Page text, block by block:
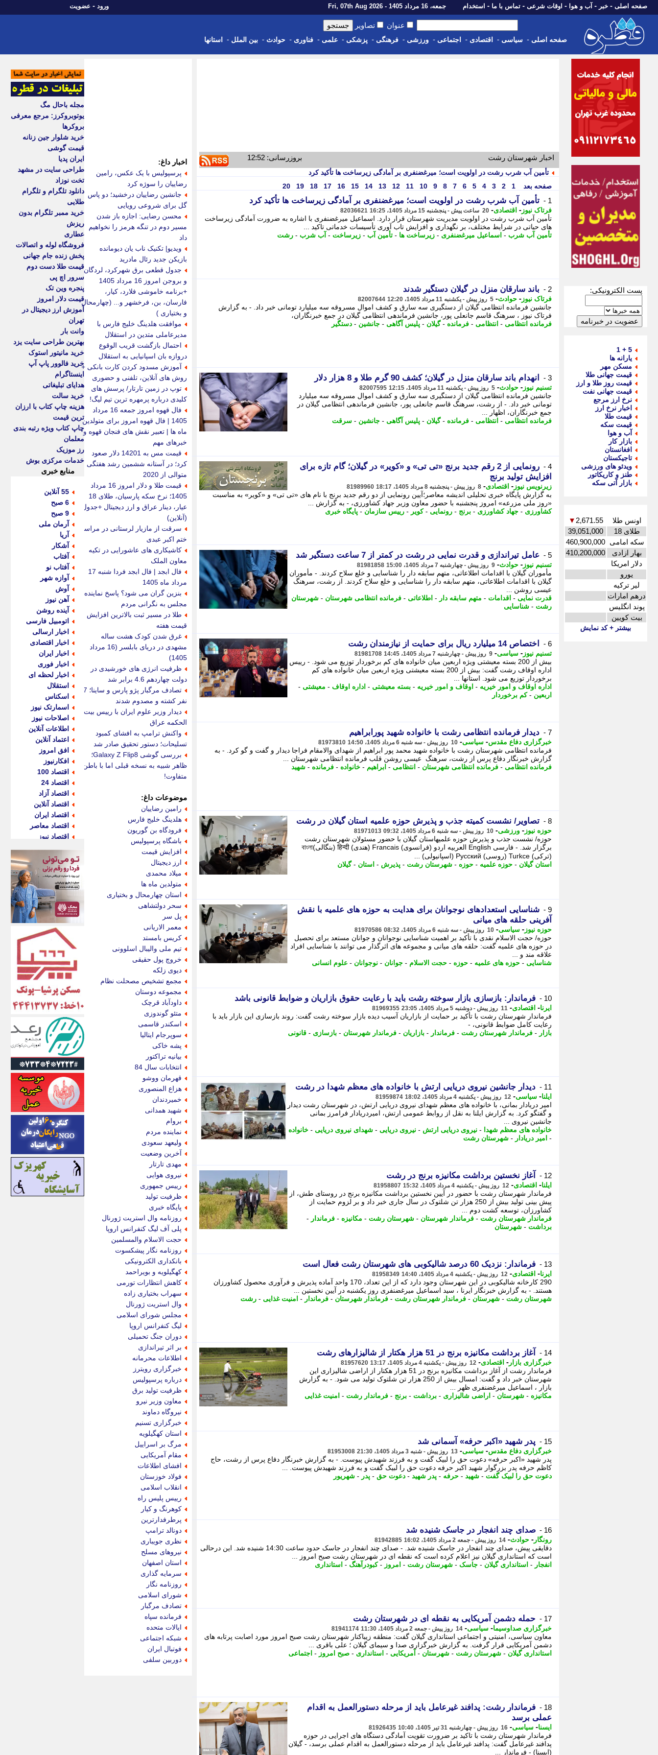
صفحه اصلی - خبر - آب و هوا - اوقات شرعی - تماس با ما - استخدام جمعه، 16 مرداد 1405 - Fri, 07th Aug 2026 ورود - عضویت
عنوان تصاویر
صفحه اصلی - سیاسی - اقتصادی - اجتماعی - ورزشی - فرهنگی - پزشکی - علمی - فناوری - حوادث - بین الملل - استانها
پست الکترونیکی:
5 + 1
یارانه ها
مسکن مهر
قیمت جهانی طلا
قیمت روز طلا و ارز
قیمت جهانی نفت
نرخ ارز مرجع
اخبار نرخ ارز
قیمت طلا
قیمت سکه
آب و هوا
بازار کار
افغانستان
تاجیکستان
ویدئو های ورزشی
طنز و کاریکاتور
بازار آتی سکه
اونس طلا 2,671.55
▼
طلای 18
39,051,000
سکه امامی 460,900,000
بهار ازادی
410,200,000
دلار امریکا
یورو
لیر ترکیه
درهم امارات
پوند انگلیس
بیت کویین
بیشتر + کد نمایش
اخبار شهرستان رشت بروزرسانی: 12:52
تأمین آب شرب رشت در اولویت است؛ میرغضنفری بر آمادگی زیرساخت ها تأکید کرد
صفحه بعد
1
2
3
4
5
6
7
8
9
10
11
12
13
14
15
16
17
18
19
20
1 - تأمین آب شرب رشت در اولویت است؛ میرغضنفری بر آمادگی زیرساخت ها تأکید کرد
فرتاک نیوز - اقتصادی- 20 ساعت پیش - پنجشنبه 15 مرداد 1405، 16:25 82036621
تأمین آب شرب رشت در اولویت مدیریت شهرستان قرار دارد. اسماعیل میرغضنفری با اشاره به ضرورت آمادگی زیرساخت
های حیاتی در شرایط مختلف، بر نگهداری و افزایش تاب آوری تأسیسات خدماتی تاکید ...
تأمین آب شرب - اسماعیل میرغضنفری - زیرساخت ها - تأمین آب - زیرساخت - آب شرب - رشت
2 - باند سارقان منزل در گیلان دستگیر شدند
فرتاک نیوز - حوادث- 5 روز پیش - یکشنبه 11 مرداد 1405، 12:20 82007644
جانشین فرمانده انتظامی گیلان از دستگیری سه سارق و کشف اموال مسروقه سه میلیارد تومانی خبر داد. - به گزارش
فرتاک نیوز ، سرهنگ قاسم جانعلی پور، جانشین فرماندهی انتظامی گیلان در جمع خبرنگاران،
فرمانده انتظامی - انتظامی - فرمانده -گیلان - پلیس آگاهی - جانشین - دستگیر
3 - انهدام باند سارقان منزل در گیلان؛ کشف 90 گرم طلا و 8 هزار دلار
تسنیم نیوز - حوادث- 5 روز پیش - یکشنبه 11 مرداد 1405، 12:15 82007595
جانشین فرمانده انتظامی گیلان از دستگیری سه سارق و کشف اموال مسروقه سه میلیارد
تومانی خبر داد. - از رشت، سرهنگ قاسم جانعلی پور، جانشین فرماندهی انتظامی گیلان در
جمع خبرنگاران، اظهار ...
فرمانده انتظامی - انتظامی - فرمانده -گیلان - پلیس آگاهی - جانشین - سرقت
4 -
رونمایی از 2 رقم جدید برنج «تی تی» و «کویر» در گیلان؛ گام تازه برای
افزایش تولید برنج
زیرنویس نیوز - اقتصادی- 8 روز پیش - پنجشنبه 8 مرداد 1405، 18:17 81989960
به گزارش پایگاه خبری تحلیلی اندیشه معاصر؛آیین رونمایی از دو رقم جدید برنج با نام های «تی تی» و «کویر» به مناسبت
«روز ملی مزرعه» امروز پنجشنبه با حضور معاون وزیر جهاد کشاورزی، - به گزارش ...
کشاورزی - جهاد کشاورزی - برنج - رونمایی -کویر - رییس سازمان - پایگاه خبری
5 - عامل تیراندازی و قدرت نمایی در رشت در کمتر از 7 ساعت دستگیر شد
تسنیم نیوز - حوادث- 9 روز پیش - چهارشنبه 7 مرداد 1405، 15:00 81981858
مأموران گیلان با اقدامات اطلاعاتی، متهم سابقه دار را شناسایی و خلع سلاح کردند. - مأموران
گیلان با اقدامات اطلاعاتی، متهم سابقه دار را شناسایی و خلع سلاح کردند. از رشت، سرهنگ
عیسی روشن ...
قدرت نمایی - اقدامات - متهم سابقه دار - اطلاعاتی - فرمانده انتظامی شهرستان - شهرستان
رشت - شناسایی
6 - اختصاص 14 میلیارد ریال برای حمایت از نیازمندان رشت
تسنیم نیوز - سیاسی- 9 روز پیش - چهارشنبه 7 مرداد 1405، 14:45 81981708
بیش از 200 بسته معیشتی ویژه اربعین میان خانواده های کم برخوردار توزیع می شود. - رییس
اداره اوقاف رشت گفت: بیش از 200 بسته معیشتی ویژه اربعین میان خانواده های کم
برخوردار توزیع می شود. استانها ...
اداره اوقاف و امور خیریه - اوقاف و امور خیریه - بسته معیشتی - اداره اوقاف - معیشتی -
اربعین -کم برخوردار
7 - دیدار فرمانده انتظامی رشت با خانواده شهید پورابراهیم
خبرگزاری دفاع مقدس- سیاسی- 10 روز پیش - سه شنبه 6 مرداد 1405، 14:50 81973810
فرمانده انتظامی شهرستان رشت با خانواده شهید محمد پور ابراهیم از شهدای والامقام فراجا دیدار و گفت و گو کرد. - به
گزارش خبرنگار دفاع پرس از رشت، سرهنگ عیسی روشن قلب فرمانده انتظامی شهرستان ...
فرمانده انتظامی - فرمانده انتظامی شهرستان - انتظامی - ابراهیم - خانواده - فرمانده - شهید
8 - تصاویر/ نشست کمیته جذب و پذیرش حوزه علمیه استان گیلان در رشت
حوزه نیوز - ورزشی- 10 روز پیش - سه شنبه 6 مرداد 1405، 09:32 81971013
حوزه/ نشست جذب و پذیرش حوزه علمیهاستان گیلان با حضور مسئولان شهرستان رشت
برگزار شد. - فارسی English العربیه اردو (فرانسوی) Francais (هندی) हिन्दी (بنگالی)বাংলা
(ترکی) Turkce (روسی) Русский (اسپانیولی) ...
استان گیلان - حوزه علمیه - حوزه - شهرستان رشت - پذیرش - استان -گیلان
9 -
شناسایی استعدادهای نوجوانان برای هدایت به حوزه های علمیه با نقش
آفرینی حلقه های میانی
حوزه نیوز - سیاسی- 10 روز پیش - سه شنبه 6 مرداد 1405، 08:32 81970586
حوزه/ حجت الاسلام نقدی با تأکید بر اهمیت شناسایی نوجوانان و جوانان مستعد برای تحصیل
در حوزه های علمیه گفت: حلقه های میانی و مجموعه های اثرگذار می توانند با شناسایی افراد
علاقه مند و ...
شناسایی - حوزه های علمیه - حوزه - حجت الاسلام - جوانان - نوجوانان - علوم انسانی
10 - فرماندار: بازسازی بازار سوخته رشت باید با رعایت حقوق بازاریان و ضوابط قانونی باشد
ایرنا- اقتصادی- 11 روز پیش - دوشنبه 5 مرداد 1405، 23:05 81969355
فرماندار شهرستان رشت با تأکید بر حمایت از بازاریان آسیب دیده بازار سوخته رشت گفت: روند بازسازی این بازار باید با
رعایت کامل ضوابط قانونی، -
بازار - فرماندار شهرستان رشت - فرماندار - بازاریان - فرماندار شهرستان - بازسازی - قانونی
11 - دیدار جانشین نیروی دریایی ارتش با خانواده های معظم شهدا در رشت
ایلنا- سیاسی- 12 روز پیش - یکشنبه 4 مرداد 1405، 18:02 81959874
امیر دریادار بمانی، با خانواده های معظم شهدای نیروی دریایی ارتش، در شهرستان رشت دیدار
و گفتگو کرد. به گزارش ایلنا به نقل از روابط عمومی ارتش، امیردریادار فرامرز بمانی
جانشین نیروی ...
خانواده های معظم شهدا - نیروی دریایی ارتش - نیروی دریایی - شهدای نیروی دریایی - خانواده
- امیر دریادار - شهرستان رشت
12 - آغاز نخستین برداشت مکانیزه برنج در رشت
ایلنا- اقتصادی- 12 روز پیش - یکشنبه 4 مرداد 1405، 15:32 81958807
فرماندار شهرستان رشت با حضور در آیین نخستین برداشت مکانیزه برنج در روستای طش، از
پیش بینی تولید بیش از 250 هزار تن شلتوک در سال جاری خبر داد و بر لزوم حمایت از
کشاورزان، توسعه کشت دوم ...
فرماندار شهرستان رشت - فرماندار شهرستان - شهرستان رشت - مکانیزه - فرماندار -
برداشت - شهرستان
13 - فرماندار: نزدیک 60 درصد شالیکوبی های شهرستان رشت فعال است
ایرنا- اقتصادی- 12 روز پیش - یکشنبه 4 مرداد 1405، 14:40 81958349
290 کارخانه شالیکوبی در این شهرستان وجود دارد که از این تعداد، 170 واحد آماده پذیرش و فرآوری محصول کشاورزان
هستند. - به گزارش خبرنگار ایرنا ، سید اسماعیل میرغضنفری روز یکشنبه در آیین نخستین ...
شهرستان رشت - شهرستان - فرماندار شهرستان رشت - فرماندار شهرستان - فرماندار - امنیت غذایی - رشت
14 - آغاز برداشت مکانیزه برنج در 51 هزار هکتار از شالیزارهای رشت
خبرگزاری بازار - اقتصادی- 12 روز پیش - یکشنبه 4 مرداد 1405، 13:17 81957620
فرماندار رشت از آغاز برداشت مکانیزه برنج در 51 هزار هکتار از اراضی شالیزاری این
شهرستان خبر داد و گفت: امسال بیش از 250 هزار تن شلتوک تولید می شود. - به گزارش
بازار ، اسماعیل میرغضنفری ظهر ...
مکانیزه - شهرستان - اراضی شالیزاری - برداشت - برنج - فرماندار رشت - امنیت غذایی
15 - پدر شهید «اکبر حرفه» آسمانی شد
خبرگزاری دفاع مقدس- سیاسی- 13 روز پیش - شنبه 3 مرداد 1405، 21:30 81953008
پدر شهید «اکبر حرفه» دعوت حق را لبیک گفت و به فرزند شهیدش پیوست. - به گزارش خبرنگار دفاع پرس از رشت، حاج
کاظم حرفه پدر بزرگوار شهید اکبر حرفه دعوت حق را لبیک گفت و به فرزند شهیدش پیوست. ...
دعوت حق را لبیک گفت - شهید - حرفه - پدر شهید - دعوت حق - پدر - شهریور
16 - صدای چند انفجار در جاسک شنیده شد
رونگار - حوادث- 14 روز پیش - جمعه 2 مرداد 1405، 16:02 81942885
دقایقی پیش، صدای چند انفجار در جاسک شنیده شد. - صدای چند انفجار در جاسک حدود ساعت 14:30 شنیده شد. این درحالی
است که استانداری گیلان نیز اعلام کرده است که نقطه ای در شهرستان رشت صبح امروز ...
انفجار - استانداری گیلان - جاسک - شهرستان رشت - امروز -کبودرآهنگ - استانداری
17 - حمله دشمن آمریکایی به نقطه ای در شهرستان رشت
خبرگزاری صداوسیما- سیاسی- 14 روز پیش - جمعه 2 مرداد 1405، 11:30 81941174
معاون سیاسی، امنیتی و اجتماعی استانداری گیلان گفت: منطقه زیباکنار شهرستان رشت صبح امروز مورد اصابت پرتابه های
دشمن آمریکایی قرار گرفت. به گزارش خبرگزاری صدا و سیمای گیلان ؛ علی باقری ...
استانداری گیلان - شهرستان رشت - شهرستان - آمریکایی - استانداری - صبح امروز - اجتماعی
18 -
فرماندار رشت: پدافند غیرعامل باید از مرحله دستورالعمل به اقدام
عملی برسد
ایسنا- سیاسی- 16 روز پیش - چهارشنبه 31 تیر 1405، 10:40 81926435
فرماندار شهرستان رشت با تاکید بر ضرورت تقویت آمادگی دستگاه های اجرایی در حوزه
پدافند غیرعامل گفت: پدافند غیرعامل باید از مرحله دستورالعمل به اقدام عملی برسد، - گیلان
(ایسنا) - فرماندار ...
اخبار داغ:
پرسپولیس با یک عکس، رامین
رضاییان را سوژه کرد
جانشین رضاییان درخشید؛ دو پاس
گل برای شروعی رویایی
محسن رضایی: اجازه باز شدن
مسیر دوم در تنگه هرمز را نخواهیم
داد
ویدیو| تکنیک ناب یان دیومانده
بازیکن جدید رئال مادرید
جدول قطعی برق شهرکرد، لردگان
و بروجن امروز 16 مرداد 1405
+برنامه خاموشی فلارد، کیار،
فارسان، بن، فرخشهر و... (چهارمحال
و بختیاری )
موافقت هلدینگ خلیج فارس با
مدیرعاملی متدین در استقلال
احتمال بازگشت قریب الوقوع
دروازه بان اسپانیایی به استقلال
آموزش مسدود کردن کارت بانکی +
روش های آنلاین، تلفنی و حضوری
توپ در زمین تارتار/ پرسش های
کلیدی درباره پرمهره ترین تیم لیگ!
فال قهوه امروز جمعه 16 مرداد
1405 | فال قهوه امروز برای متولدین
ماه ها | تعبیر نقش های فنجان قهوه و
خبرهای مهم
قیمت مس به 14201 دلار صعود
کرد؛ در آستانه ششمین رشد هفتگی
متوالی از 2020
قیمت طلا و دلار امروز 16 مرداد
1405؛ نرخ سکه پارسیان، طلای 18
عیار، دینار عراق و ارز دیجیتال +جدول
(آنلاین)
سرقت از مازیار لرستانی در مراسم
ختم اکبر عبدی
کاشیکاری های عاشورایی در تکیه
معاون الملک
فال ابجد | فال ابجد فردا شنبه 17
مرداد ماه 1405
بنزین گران می شود؟ پاسخ نماینده
مجلس به نگرانی مردم
طلا در مسیر ثبت بالاترین افزایش
قیمت هفته
غرق شدن کودک هشت ساله
مشهدی در دریای بابلسر (16 مرداد
1405)
ظرفیت انرژی های خورشیدی در
دولت چهاردهم 4.6 برابر شد
تصادف مرگبار پژو پارس و ساینا؛ 7
نفر کشته و مصدوم شدند
دیدار وزیر علوم ایران با رییس بیت
الحکمه عراق
واکنش ترامپ به افشای کمبود
تسلیحات؛ دستور تحقیق صادر شد
بررسی گوشی Galaxy Z Flip8؛
ظاهر شبیه به نسخه قبلی اما با باطن
متفاوت!
موضوعات داغ:
رامین رضاییان
هلدینگ خلیج فارس
فرودگاه بن گوریون
باشگاه پرسپولیس
افزایش قیمت
ارز دیجیتال
میلاد محمدی
متولدین ماه ها
استان چهارمحال و بختیاری
سحر دولتشاهی
پل سر
معمر الاریانی
کریس بامستد
تیم ملی والیبال اسلوونی
خروچ پول حقیقی
دیوی زلکه
مجمع تشخیص مصحلت نظام
مجموعه دوستان
داودآباد قرچک
متئو گوندوزی
اسکندر قاسمی
سوپرجام ایتالیا
پشه خاکی
بیانیه تراکتور
انتخابات سال 84
قهرمان ووشو
هزاع المنصوری
خمیردندان
شهید همدانی
بروام
نماینده مردم
ولیعهد سعودی
آخرین وضعیت
مهدی تارتار
نیروی هوایی
رییس جمهوری
ظرفیت تولید
پایگاه خبری
روزنامه وال استریت ژورنال
پلی آف لیگ کنفرانس اروپا
حجت الاسلام والمسلمین
روزنامه نگار پیشکسوت
بانکداری الکترونیکی
کهگیلویه و بویراحمد
کاهش انتظارات تورمی
سهراب بختیاری زاده
وال استریت ژورنال
مجلس شورای اسلامی
لیگ کنفرانس اروپا
دوران جنگ تحمیلی
بر اثر تیراندازی
اطلاعات محرمانه
خبرگزاری رویترز
درباره پرسپولیس
ظرفیت تولید برق
معاون وزیر نیرو
نیروگاه دماوند
خبرگزاری تسنیم
استان کهگیلویه
مرگ بر اسراییل
مقام آمریکایی
افشای اطلاعات
فولاد خوزستان
انقلاب اسلامی
رییس پلیس راه
کوهرنگ و کیار
پرطرفدارترین
دونالد ترامپ
نظری جویباری
نیروهای مسلح
استان اصفهان
سرمایه گذاری
روزنامه نگار
شورای اسلامی
تصادف مرگبار
فرمانده سپاه
ایالات متحده
شبکه اجتماعی
فوتبال ایران
دوربین سلفی
مجله باحال مگ
یوتوبروکرز: مرجع معرفی
بروکرها
خرید شلوار جین زنانه
قیمت گوشی
ایران پدیا
طراحی سایت در مشهد
تخت نوزاد
دانلود تلگرام و تلگرام
طلایی
خرید ممبر تلگرام بدون
ریزش
عطاری
فروشگاه لوله و اتصالات
پخش زنده جام جهانی
قیمت طلا دست دوم
سرور اچ پی
پنجره وین تک
قیمت دلار امروز
آموزش ارز دیجیتال در
تهران
وانت بار
بهترین طراحی سایت یزد
خرید مانیتور استوک
خرید فالوور پاپ آپ
اینستاگرام
هدایای تبلیغاتی
خرید سالت
هزینه چاپ کتاب با ارزان
ترین قیمت
چاپ کتاب ویژه رتبه بندی
معلمان
رز موزیک
خدمات مرکزی بوش
منابع خبری
55 آنلاین
6 صبح
9 صبح
آرمان ملی
آریا
آشکار
آفتاب
آفتاب نو
آوازه شهر
آوش
آهن نیوز
آینده روشن
اتومبیل فارسی
اخبار ارسالی
اخبار اقتصادی
اخبار ایران
اخبار فوری
اخبار لحظه ای
استقلال
اسکناس
اسمارتک نیوز
اصلاحات نیوز
اطلاعات آنلاین
اعتماد آنلاین
افق امروز
افکارنیوز
اقتصاد 100
اقتصاد 24
اقتصاد آزاد
اقتصاد آنلاین
اقتصاد ایران
اقتصاد معاصر
اقتصاد نیوز
اکوفارس
اکونگار
اکونیوز
الف
انتشار آنلاین
اندیشه قرن
اندیشه معاصر
اندیشه ها
انرژی پرس
ای استخدام
ایتنا
ایراف
ایران آرت
ایران آنلاین
ایران زندگی
ایران فوری
ایرانی روز
ایرانیتال
ایرنا
ایسکانیوز
ایسنا
ایکنا
ایلنا
اینتیتر
ایونا نیوز
بازتاب آنلاین
باشگاه خبرنگاران
باغستان نیوز
بامبوک
ببین و بخون
بدینسان
بنکر